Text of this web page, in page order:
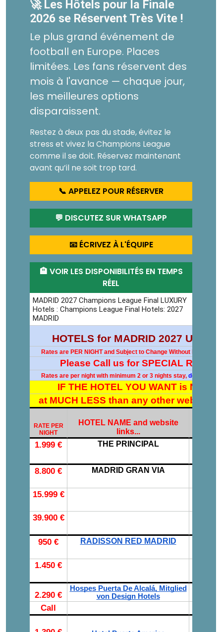
🚀 Les Hôtels pour la Finale
2026 se Réservent Très Vite !
Le plus grand événement de
football en Europe. Places
limitées. Les fans réservent des
mois à l'avance — chaque jour,
les meilleures options
disparaissent.
Restez à deux pas du stade, évitez le
stress et vivez la Champions League
comme il se doit. Réservez maintenant
avant qu’il ne soit trop tard.
📞 APPELEZ POUR RÉSERVER
💬 DISCUTEZ SUR WHATSAPP
📧 ÉCRIVEZ À L'ÉQUIPE
🏨 VOIR LES DISPONIBILITÉS EN TEMPS
RÉEL